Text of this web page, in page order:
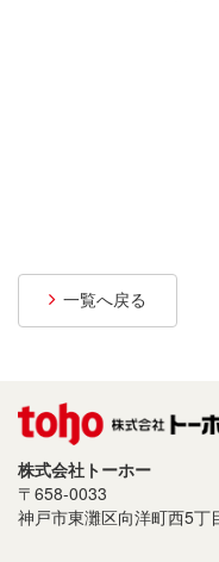
一覧へ戻る
株式会社トーホー
〒658-0033
神戸市東灘区向洋町西5丁